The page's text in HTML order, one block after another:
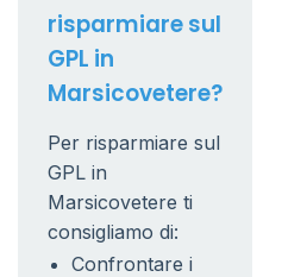
risparmiare sul
GPL in
Marsicovetere?
Per risparmiare sul
GPL in
Marsicovetere ti
consigliamo di:
Confrontare i